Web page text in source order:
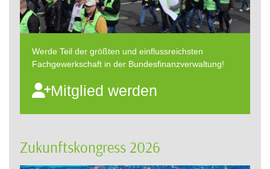
Werde Teil der größten und einflussreichsten
Fachgewerkschaft in der Bundesfinanzverwaltung!
Mitglied werden
Zukunftskongress 2026